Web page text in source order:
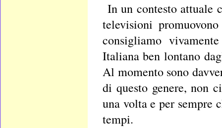
In un contesto attuale
televisioni
consigliamo
Italiana ben lontano
Al momento sono
di questo genere, non
una volta e per sempre
tempi.